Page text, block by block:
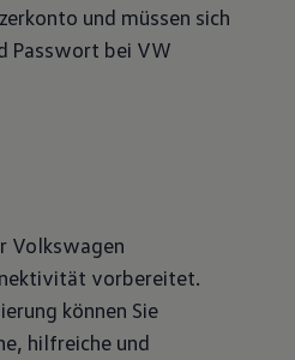
und müssen sich
Passwort bei VW
Volkswagen
vorbereitet.
können Sie
hilfreiche und